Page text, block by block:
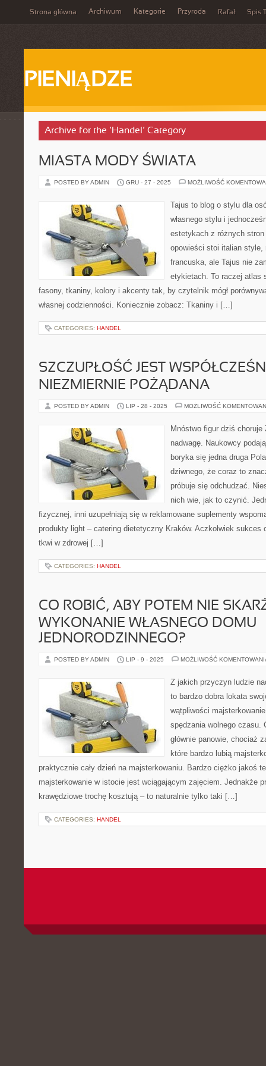
Strona główna Archiwum Kategorie Przyroda Rafał Spis
PIENIĄDZE
Archive for the ‘Handel’ Category
MIASTA MODY ŚWIATA
POSTED BY ADMIN GRU - 27 - 2025 MOŻLIWOŚĆ
Tajus to blog o stylu dla
własnego stylu i
estetykach z różnych
opowieści stoi italian style,
francuska, ale Tajus nie
etykietach. To raczej atlas
fasony, tkaniny, kolory i akcenty tak, by czytelnik mógł
własnej codzienności. Koniecznie zobacz: Tkaniny i […]
CATEGORIES: HANDEL
SZCZUPŁOŚĆ JEST
NIEZMIERNIE POŻĄDANA
POSTED BY ADMIN LIP - 28 - 2025 MOŻLIWOŚĆ
Mnóstwo figur dziś
nadwagę. Naukowcy
boryka się jedna druga
dziwnego, że coraz to
próbuje się odchudzać.
nich wie, jak to czynić.
fizycznej, inni uzupełniają się w reklamowane suplementy
produkty light – catering dietetyczny Kraków. Aczkolwiek sukces
tkwi w zdrowej […]
CATEGORIES: HANDEL
CO ROBIĆ, ABY POTEM NIE
WYKONANIE WŁASNEGO DOMU
JEDNORODZINNEGO?
POSTED BY ADMIN LIP - 9 - 2025 MOŻLIWOŚĆ
Z jakich przyczyn ludzie
to bardzo dobra lokata
wątpliwości
spędzania wolnego czasu.
głównie panowie, chociaż
które bardzo lubią
praktycznie cały dzień na majsterkowaniu. Bardzo ciężko jakoś
majsterkowanie w istocie jest wciągającym zajęciem. Jednakże
krawędziowe trochę kosztują – to naturalnie tylko taki […]
CATEGORIES: HANDEL